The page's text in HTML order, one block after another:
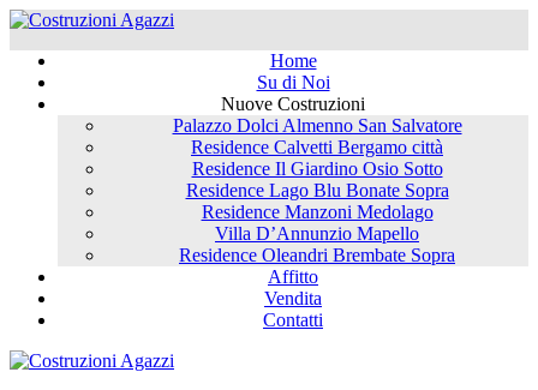
Home
Su di Noi
Nuove Costruzioni
Palazzo Dolci Almenno San Salvatore
Residence Calvetti Bergamo città
Residence Il Giardino Osio Sotto
Residence Lago Blu Bonate Sopra
Residence Manzoni Medolago
Villa D’Annunzio Mapello
Residence Oleandri Brembate Sopra
Affitto
Vendita
Contatti